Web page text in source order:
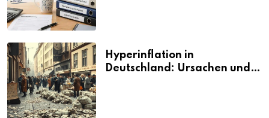
Hyperinflation in
Deutschland: Ursachen und